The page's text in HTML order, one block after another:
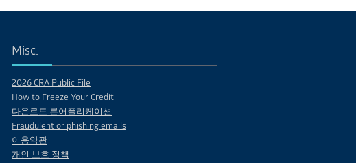
Misc.
2026 CRA Public File
How to Freeze Your Credit
다운로드 론어플리케이션
Fraudulent or phishing emails
이용약관
개인 보호 정책